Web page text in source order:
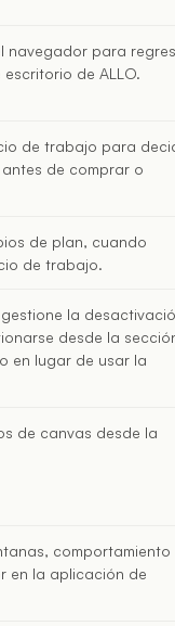
navegador para
de ALLO.
de trabajo para
de comprar o
de plan, cuando
de trabajo.
la
desde la
en lugar de usar la
de canvas desde la
comportamiento
en la aplicación de